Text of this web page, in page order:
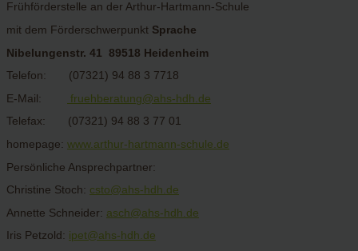
Frühförderstelle an der Arthur-Hartmann-Schule
mit dem Förderschwerpunkt Sprache
Nibelungenstr. 41 89518 Heidenheim
Telefon: (07321) 94 88 3 7718
E-Mail:
fruehberatung@ahs-hdh.de
Telefax: (07321) 94 88 3 77 01
homepage: www.arthur-hartmann-schule.de
Persönliche Ansprechpartner:
Christine Stoch: csto@ahs-hdh.de
Annette Schneider: asch@ahs-hdh.de
Iris Petzold: ipet@ahs-hdh.de